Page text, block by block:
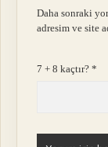
Daha sonraki
adresim ve site
7 + 8 kaçtır?*